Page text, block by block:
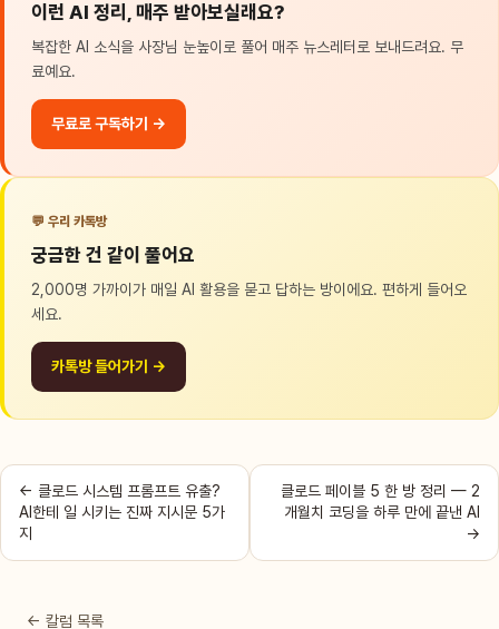
이런 AI 정리, 매주 받아보실래요?
복잡한 AI 소식을 사장님 눈높이로 풀어 매주 뉴스레터로 보내드려요. 무
료예요.
무료로 구독하기 →
💬 우리 카톡방
궁금한 건 같이 풀어요
2,000명 가까이가 매일 AI 활용을 묻고 답하는 방이에요. 편하게 들어오
세요.
카톡방 들어가기 →
← 클로드 시스템 프롬프트 유출?
AI한테 일 시키는 진짜 지시문 5가
지
클로드 페이블 5 한 방 정리 — 2
개월치 코딩을 하루 만에 끝낸 AI
→
← 칼럼 목록